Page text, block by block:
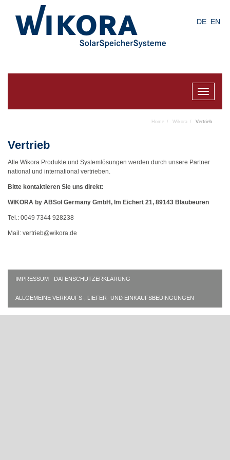
DE EN
Toggle
Home Wikora Vertrieb
Vertrieb
Alle Wikora Produkte und Systemlösungen werden durch unsere Partner
national und international vertrieben.
Bitte kontaktieren Sie uns direkt:
WIKORA by ABSol Germany GmbH, Im Eichert 21, 89143 Blaubeuren
Tel.: 0049 7344 928238
Mail: vertrieb@wikora.de
IMPRESSUM DATENSCHUTZERKLÄRUNG
ALLGEMEINE VERKAUFS-, LIEFER- UND EINKAUFSBEDINGUNGEN